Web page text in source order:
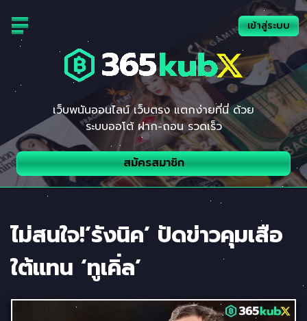
content
เว็บพนันออนไลน์ เว็บตรง แตกง่ายที่นี่ ด้วย
ระบบออโต้ ฝาก-ถอน รวดเร็ว
สมัครสมาชิก
เข้าสู่ระบบ
ไม่สนใจ!’รังนิค’ ปัดข่าวคุมเสือ
ใต้แทน ‘ทูเคิ่ล’